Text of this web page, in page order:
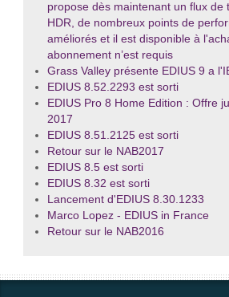
propose dès maintenant un flux de
HDR, de nombreux points de
améliorés et il est disponible à
abonnement n’est requis
Grass Valley présente EDIUS 9 a
EDIUS 8.52.2293 est sorti
EDIUS Pro 8 Home Edition : Offre
2017
EDIUS 8.51.2125 est sorti
Retour sur le NAB2017
EDIUS 8.5 est sorti
EDIUS 8.32 est sorti
Lancement d'EDIUS 8.30.1233
Marco Lopez - EDIUS in France
Retour sur le NAB2016